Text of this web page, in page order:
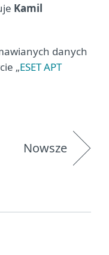
Kamil
danych
„ESET APT
Nowsze